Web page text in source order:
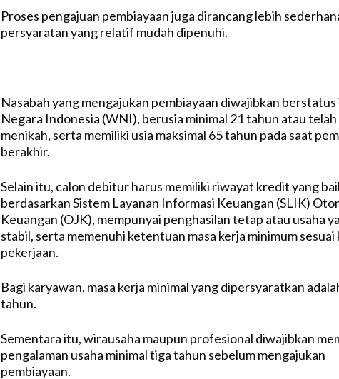
Proses pengajuan pembiayaan juga dirancang lebih
persyaratan yang relatif mudah dipenuhi.
Nasabah yang mengajukan pembiayaan diwajibkan berstatus
Negara Indonesia (WNI), berusia minimal 21 tahun atau telah
menikah, serta memiliki usia maksimal 65 tahun pada saat
berakhir.
Selain itu, calon debitur harus memiliki riwayat kredit yang
berdasarkan Sistem Layanan Informasi Keuangan (SLIK)
Keuangan (OJK), mempunyai penghasilan tetap atau usaha
stabil, serta memenuhi ketentuan masa kerja minimum
pekerjaan.
Bagi karyawan, masa kerja minimal yang dipersyaratkan
tahun.
Sementara itu, wirausaha maupun profesional diwajibkan
pengalaman usaha minimal tiga tahun sebelum mengajukan
pembiayaan.